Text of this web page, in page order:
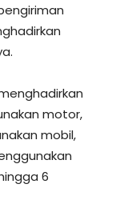
motor,
mobil,
6